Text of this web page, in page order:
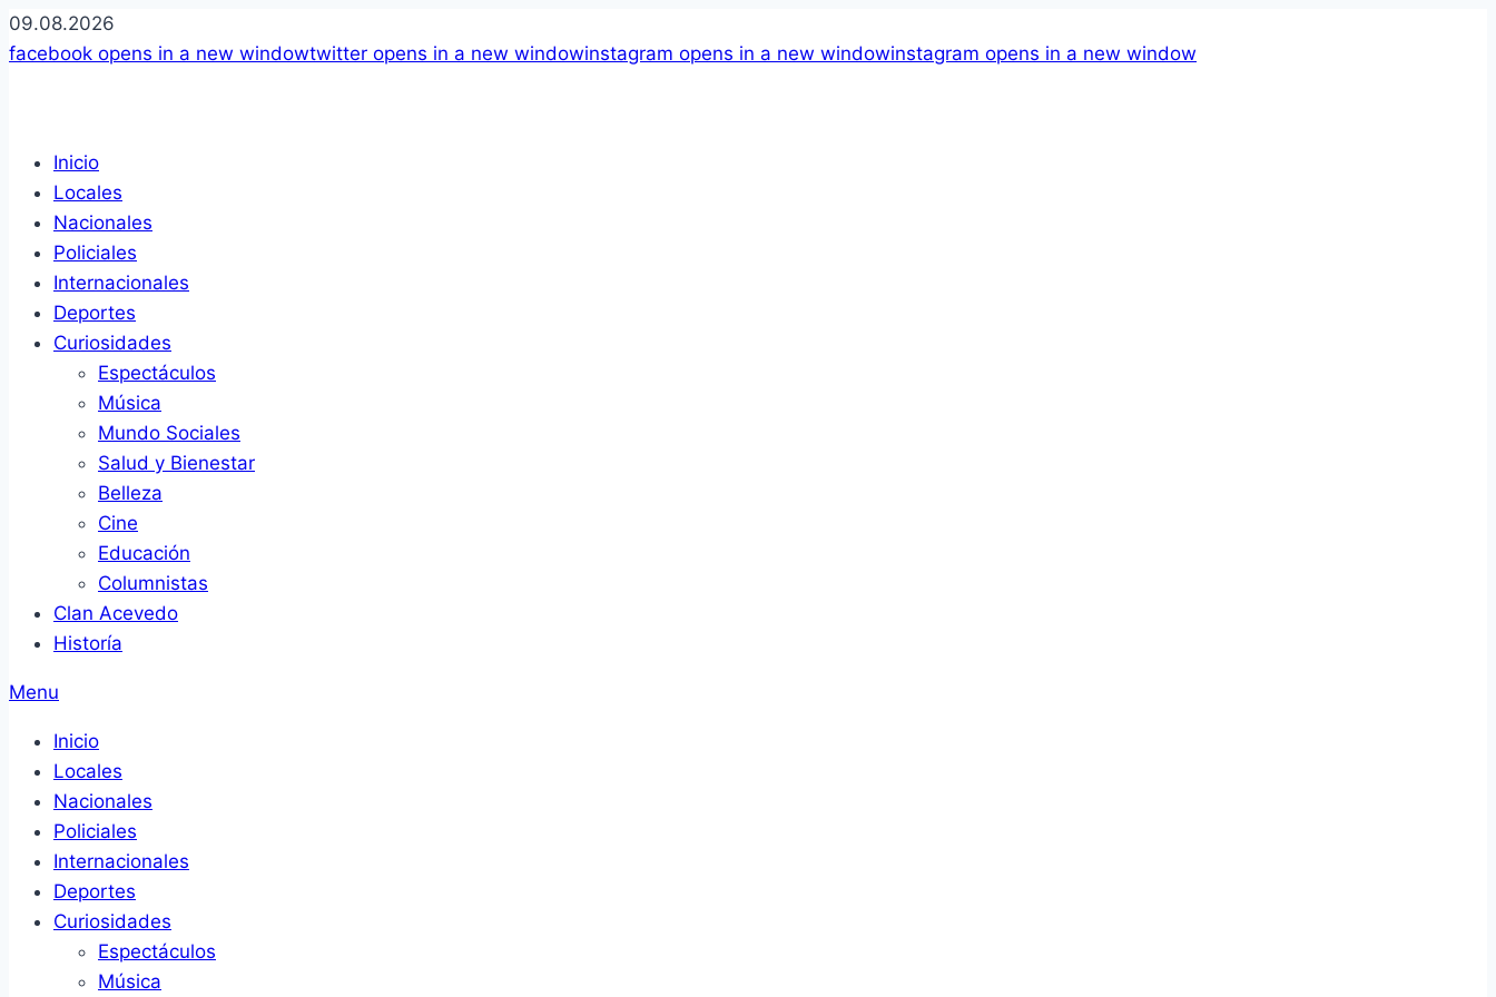
09.08.2026
facebook opens in a new windowtwitter opens in a new windowinstagram opens in a new windowinstagram opens in a new window
Inicio
Locales
Nacionales
Policiales
Internacionales
Deportes
Curiosidades
Espectáculos
Música
Mundo Sociales
Salud y Bienestar
Belleza
Cine
Educación
Columnistas
Clan Acevedo
Historía
Menu
Inicio
Locales
Nacionales
Policiales
Internacionales
Deportes
Curiosidades
Espectáculos
Música